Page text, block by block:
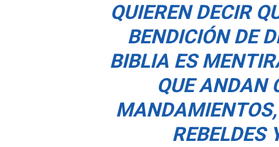
QUIEREN DECIR
BENDICIÓN DE
BIBLIA ES
QUE ANDAN
REBELDES